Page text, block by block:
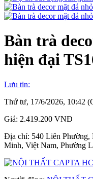
Bàn trà
hiện đại
Lưu tin:
Thứ tư, 17/6/2026, 10:42
Giá: 2.419.200 VNĐ
Địa chỉ: 540 Liên
Minh, Việt Nam, Phường